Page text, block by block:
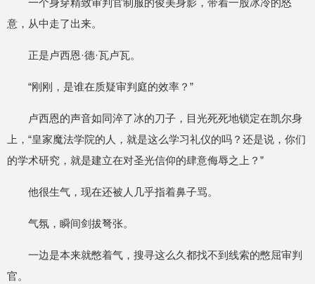
一个身穿精致审判官制服的俊美身影，带着一股冰冷的怒
意，从中走了出来。
正是卢西恩·德·瓦卢瓦。
“刚刚，是谁在质疑审判庭的效率？”
卢西恩的声音如同淬了冰的刀子，目光死死地锁定在凯尔身
上，“皇家魔法学院的人，就是这么学习礼仪的吗？还是说，你们
的学术研究，就是建立在对圣光信仰的肆意侮辱之上？”
他很生气，现在还被人几乎指着鼻子骂。
气氛，瞬间剑拔弩张。
一边是本来就憋着气，搜寻这么久都找不到线索的憋屈审判
官。